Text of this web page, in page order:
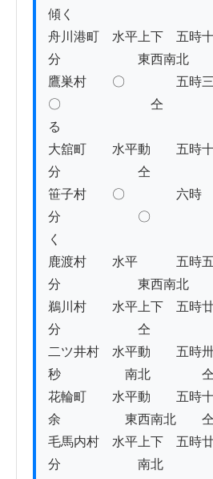
傾く
舟川港町　水平上下　五時
分　　　　　　東西南北　
鷹巣村　　〇　　　　五
〇　　　　　　　仝　　　
る
大舘町　　水平動　　五時
分　　　　　　仝　　　　
笹子村　　〇　　　　六時
分　　　　　　〇　　　　
く
鹿渡村　　水平　　　五時
分　　　　　　東西南北　
鵜川村　　水平上下　五時
分　　　　　　仝　　　　
二ツ井村　水平動　　五時
秒　　　　　南北　　　　仝
花輪町　　水平動　　五時
余　　　　　東西南北　　仝
毛馬内村　水平上下　五時
分　　　　　　南北　　　